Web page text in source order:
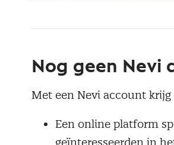
Nog geen Nevi
Met een Nevi account
Een online platform
geïnteresseerden in